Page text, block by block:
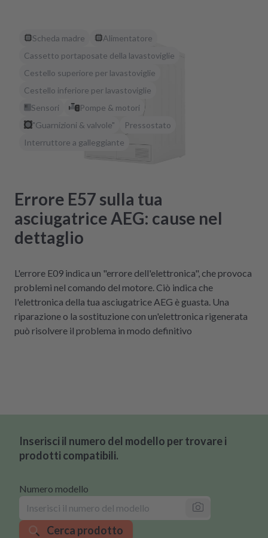
Scheda madre
Alimentatore
Cassetto portaposate della lavastoviglie
Cestello superiore per lavastoviglie
Cestello inferiore per lavastoviglie
Sensori
Pompe & motori
"Guarnizioni & valvole"
Pressostato
Interruttore a galleggiante
Errore E57 sulla tua
asciugatrice AEG: cause nel
dettaglio
L'errore E09 indica un "errore dell'elettronica", che provoca
problemi nel comando del motore. Ciò indica che
l'elettronica della tua asciugatrice AEG è guasta. Una
riparazione o la sostituzione con un'elettronica rigenerata
può risolvere il problema in modo definitivo
Inserisci il numero del modello per trovare i
prodotti compatibili.
Numero modello
Cerca prodotto